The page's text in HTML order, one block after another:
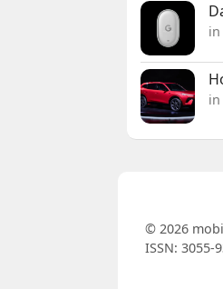
© 2026
ISSN: 3055-